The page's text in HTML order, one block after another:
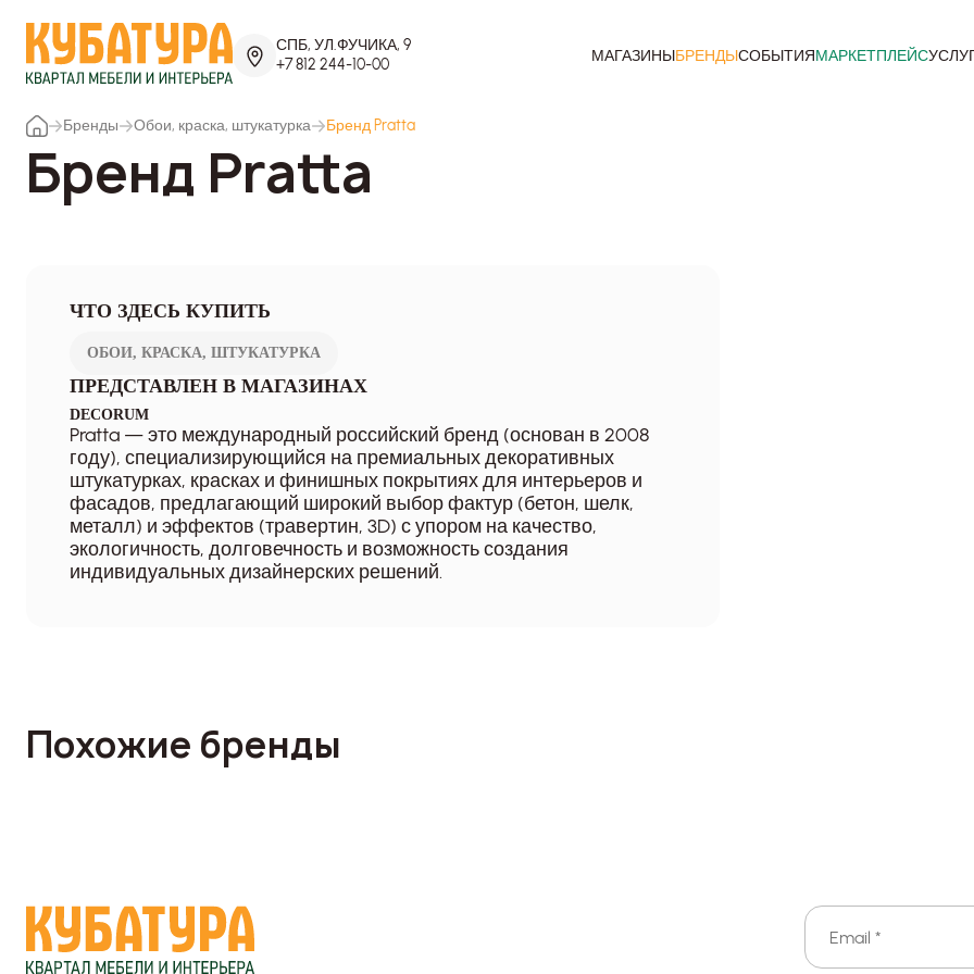
СПБ, УЛ.ФУЧИКА, 9
+7 812 244-10-00
МАГАЗИНЫБРЕНДЫСОБЫТИЯМАРКЕТПЛЕЙС
Бренды Обои, краска, штукатурка Бренд Pratta
Бренд Pratta
ЧТО ЗДЕСЬ КУПИТЬ
ОБОИ, КРАСКА, ШТУКАТУРКА
ПРЕДСТАВЛЕН В МАГАЗИНАХ
DECORUM
Pratta — это международный российский бренд (основан в 2008
году), специализирующийся на премиальных декоративных
штукатурках, красках и финишных покрытиях для интерьеров и
фасадов, предлагающий широкий выбор фактур (бетон, шелк,
металл) и эффектов (травертин, 3D) с упором на качество,
экологичность, долговечность и возможность создания
индивидуальных дизайнерских решений.
Похожие бренды